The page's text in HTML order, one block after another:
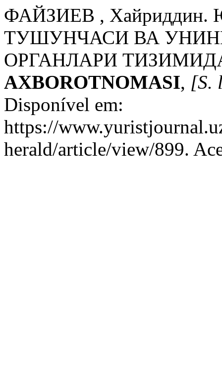
ФАЙЗИЕВ ,
ТУШУНЧАСИ ВА
ОРГАНЛАРИ
AXBOROTNOMASI, [S.
Disponível em:
https://
herald/article/view/899.